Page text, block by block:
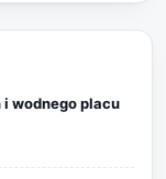
wodnego placu